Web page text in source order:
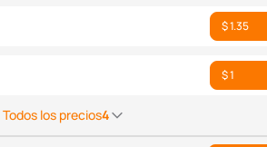
$ 1.35
$ 1
Todos los precios4